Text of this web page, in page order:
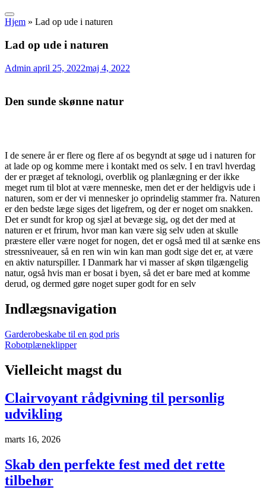
Hjem » Lad op ude i naturen
Lad op ude i naturen
Admin april 25, 2022maj 4, 2022
Den sunde skønne natur
I de senere år er flere og flere af os begyndt at søge ud i naturen for
at lade op og komme mere i kontakt med os selv. I en travl hverdag
der er præget af teknologi, overblik og planlægning er der ikke
meget rum til blot at være menneske, men det er der heldigvis ude i
naturen, som er der vi mennesker jo oprindelig stammer fra. Naturen
er den bedste læge siges det ligefrem, og der er noget om snakken.
Det er sundt for krop og sjæl at bevæge sig, og det der med at
naturen er et frirum, hvor man kan være sig selv uden at skulle
præstere eller være noget for nogen, det er også med til at sænke ens
stressniveauer, så en ren win win kan man godt sige det er, at være
en aktiv naturspiller. I Danmark har vi masser af skøn tilgængelig
natur, også hvis man er bosat i byen, så det er bare med at komme
derud, og dermed gøre noget super godt for en selv
Indlægsnavigation
Garderobeskabe til en god pris
Robotplæneklipper
Vielleicht magst du
Clairvoyant rådgivning til personlig
udvikling
marts 16, 2026
Skab den perfekte fest med det rette
tilbehør